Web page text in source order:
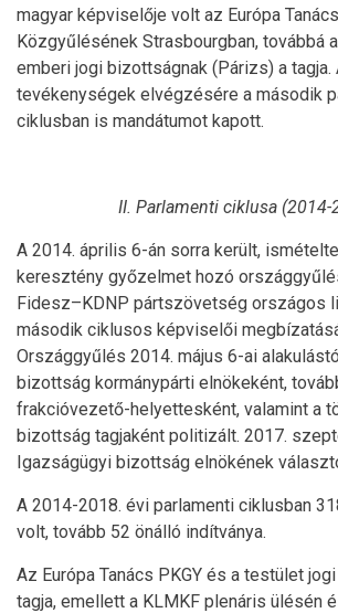
magyar képviselője volt az Európa
Közgyűlésének Strasbourgban, továbbá
emberi jogi bizottságnak (Párizs) a tagja.
tevékenységek elvégzésére a második
ciklusban is mandátumot kapott.
II. Parlamenti ciklusa (2014-
A 2014. április 6-án sorra került,
keresztény győzelmet hozó
Fidesz–KDNP pártszövetség országos
második ciklusos képviselői
Országgyűlés 2014. május 6-ai
bizottság kormánypárti elnökeként,
frakcióvezető-helyettesként, valamint a
bizottság tagjaként politizált. 2017.
Igazságügyi bizottság elnökének
A 2014-2018. évi parlamenti ciklusban
volt, tovább 52 önálló indítványa.
Az Európa Tanács PKGY és a testület
tagja, emellett a KLMKF plenáris ülésén